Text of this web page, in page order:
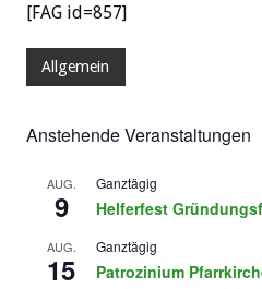
[FAG id=857]
Allgemein
Anstehende Veranstaltungen
AUG.
9
Ganztägig
Helferfest
AUG.
15
Ganztägig
Patrozinium